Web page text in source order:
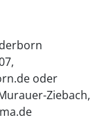
oder
Ziebach,